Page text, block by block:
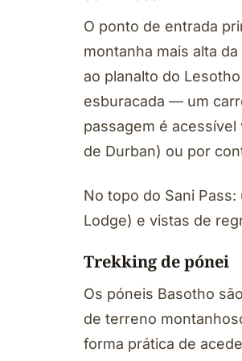
O ponto de entrada
montanha mais alta
ao planalto do
esburacada — um
passagem é
de Durban) ou por
No topo do Sani
Lodge) e vistas de
Trekking de pónei
Os póneis Basotho
de terreno
forma prática de